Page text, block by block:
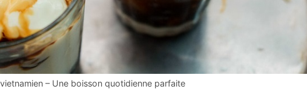
– Une boisson quotidienne parfaite